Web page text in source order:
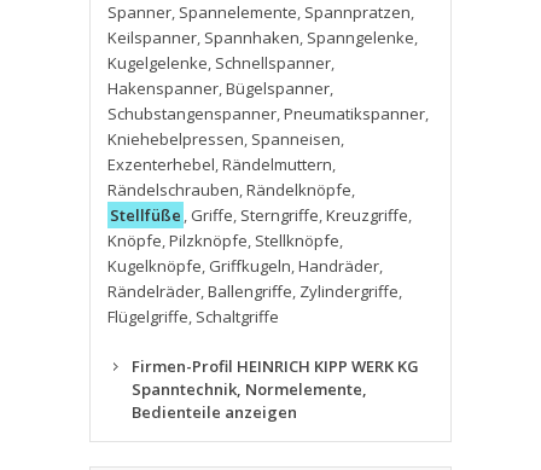
Spanner, Spannelemente, Spannpratzen,
Keilspanner, Spannhaken, Spanngelenke,
Kugelgelenke, Schnellspanner,
Hakenspanner,Bügelspanner,
Schubstangenspanner,Pneumatikspanner,
Kniehebelpressen, Spanneisen,
Exzenterhebel,Rändelmuttern,
Rändelschrauben,Rändelknöpfe,
Stellfüße , Griffe, Sterngriffe,Kreuzgriffe,
Knöpfe,Pilzknöpfe, Stellknöpfe,
Kugelknöpfe, Griffkugeln,Handräder,
Rändelräder,Ballengriffe, Zylindergriffe,
Flügelgriffe, Schaltgriffe
Firmen-Profil HEINRICH KIPP WERK KG
Spanntechnik, Normelemente,
Bedienteile anzeigen